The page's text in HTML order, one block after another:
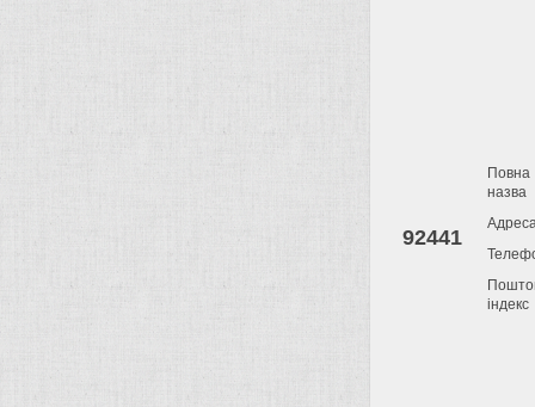
92441
Повна
назва
індекс